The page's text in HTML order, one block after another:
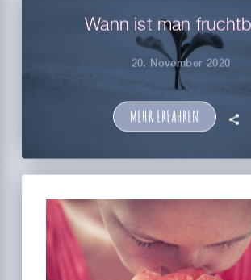
Wann ist man
20. November 2020
MEHR ERFAHREN 🗣